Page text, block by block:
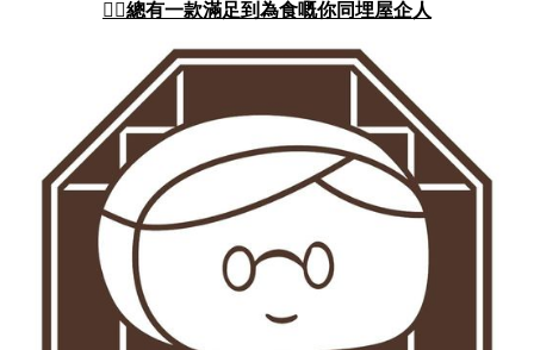
👍🏻總有一款滿足到為食嘅你同埋屋企人